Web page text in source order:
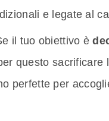
e legate al
il tuo obiettivo è
questo sacrificare
perfette per